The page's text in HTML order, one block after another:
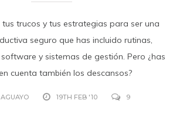
tus trucos y tus estrategias para ser una
seguro que has incluido rutinas,
y sistemas de gestión. Pero ¿has
cuenta también los descansos?
19TH FEB '10 9